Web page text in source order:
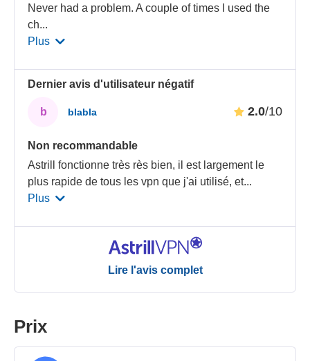
Never had a problem. A couple of times I used the
ch...
Plus
Dernier avis d'utilisateur négatif
b blabla 2.0/10
Non recommandable
Astrill fonctionne très rès bien, il est largement le
plus rapide de tous les vpn que j'ai utilisé, et...
Plus
Lire l'avis complet
Prix